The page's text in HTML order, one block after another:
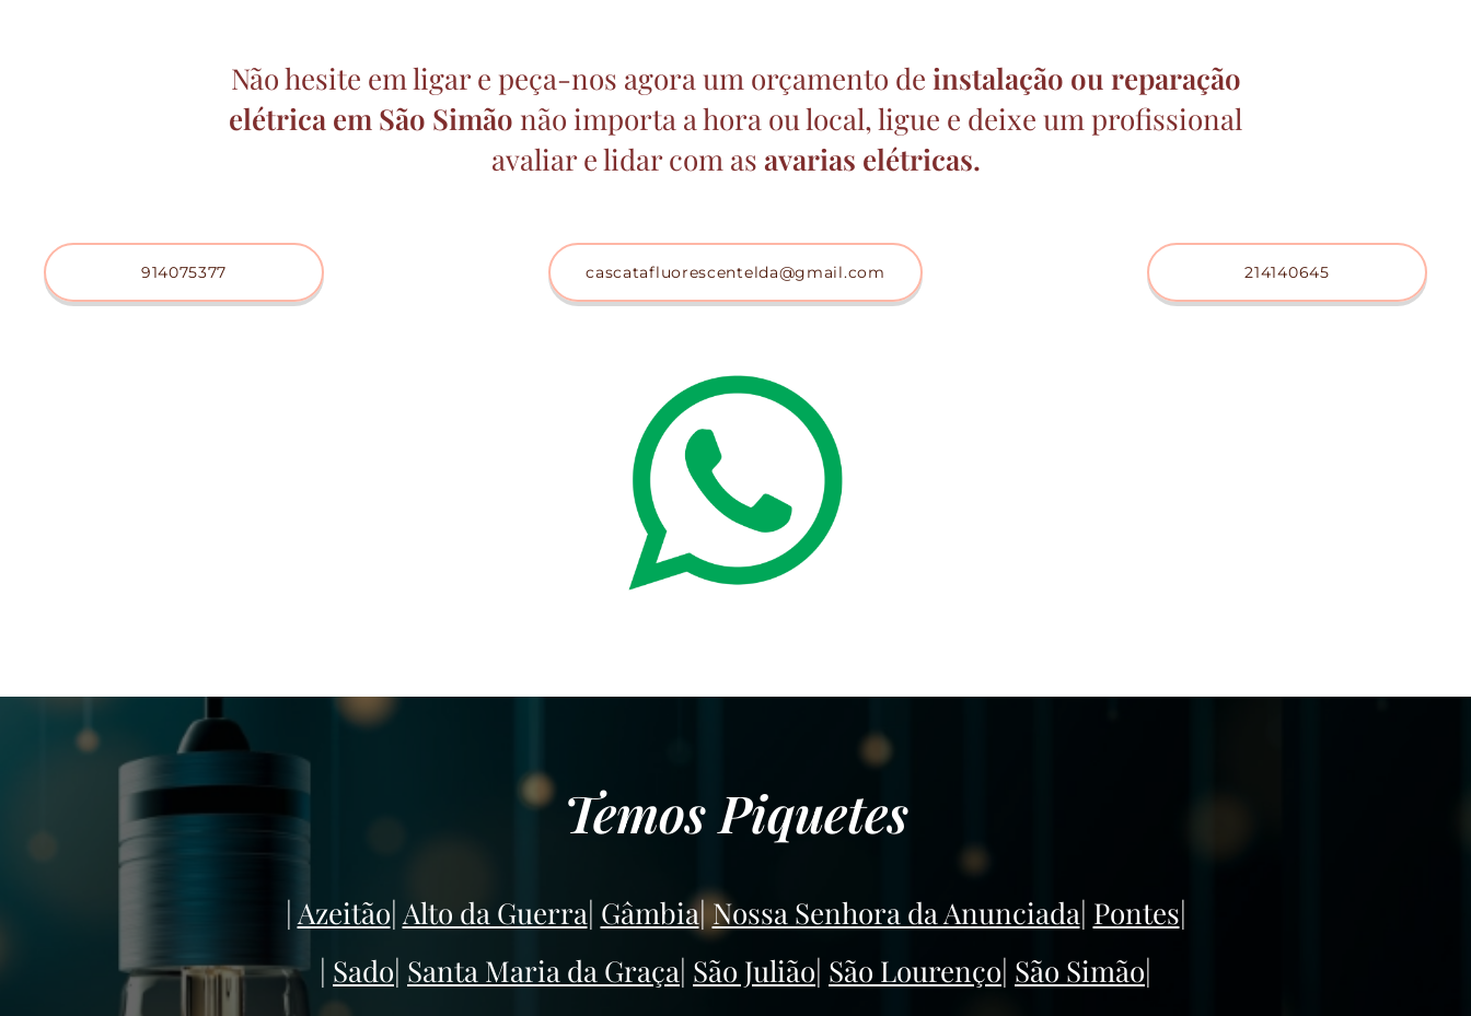
Não hesite em ligar e peça-nos agora um orçamento de instalação ou reparação
elétrica em São Simão não importa a hora ou local, ligue e deixe um profissional
avaliar e lidar com as avarias elétricas.
914075377 cascatafluorescentelda@gmail.com 214140645
Temos Piquetes
|Azeitão|Alto da Guerra| Gâmbia|Nossa Senhora da Anunciada| Pontes|
| Sado| Santa Maria da Graça| São Julião| São Lourenço| São Simão|